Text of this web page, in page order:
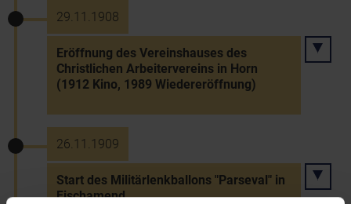
29.11.1908
Eröffnung des Vereinshauses des
Christlichen Arbeitervereins in Horn
(1912 Kino, 1989 Wiedereröffnung)
26.11.1909
Start des Militärlenkballons "Parseval" in
Fischamend